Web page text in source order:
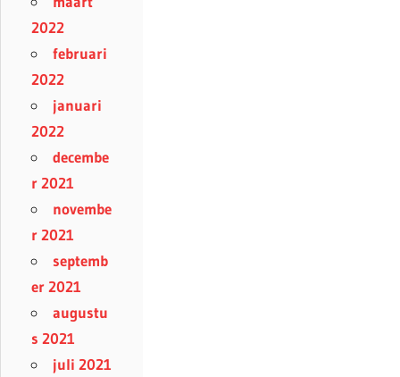
2022
februari
2022
januari
2022
decembe
r 2021
novembe
r 2021
septemb
er 2021
augustu
s 2021
juli 2021